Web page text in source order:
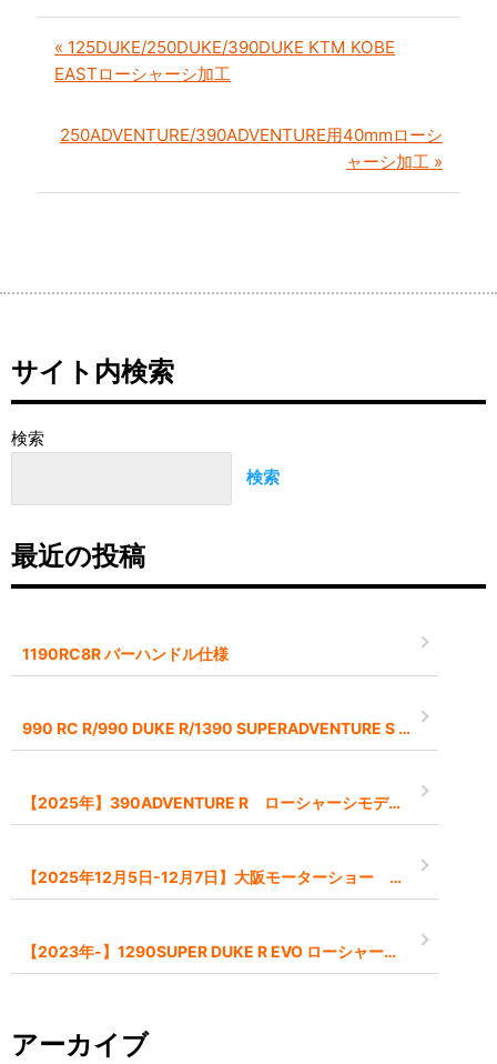
« 125DUKE/250DUKE/390DUKE KTM KOBE
EASTローシャーシ加工
250ADVENTURE/390ADVENTURE用40mmローシ
ャーシ加工 »
サイト内検索
検索
検索
最近の投稿
1190RC8R バーハンドル仕様
990 RC R/990 DUKE R/1390 SUPERADVENTURE S EVO 2026モデル予約受付中です
【2025年】390ADVENTURE R ローシャーシモデル【-45mm】
【2025年12月5日-12月7日】大阪モーターショー インポートブランドとして出展します
【2023年-】1290SUPER DUKE R EVO ローシャーシモデル【-45mm】
アーカイブ